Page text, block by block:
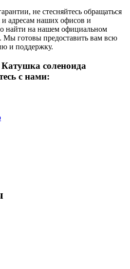
не стесняйтесь обращаться
адресам наших офисов и
найти на нашем официальном
Мы готовы предоставить вам всю
и поддержку.
соленоида
с нами: